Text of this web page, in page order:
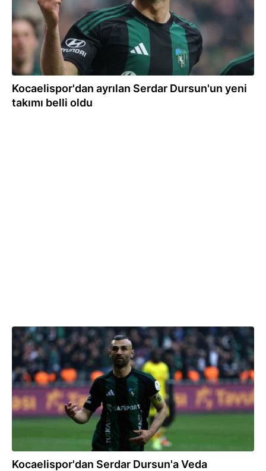
Kocaelispor'dan ayrılan Serdar Dursun'un yeni
takımı belli oldu
04.06.2026
Kocaelispor'dan Serdar Dursun'a Veda